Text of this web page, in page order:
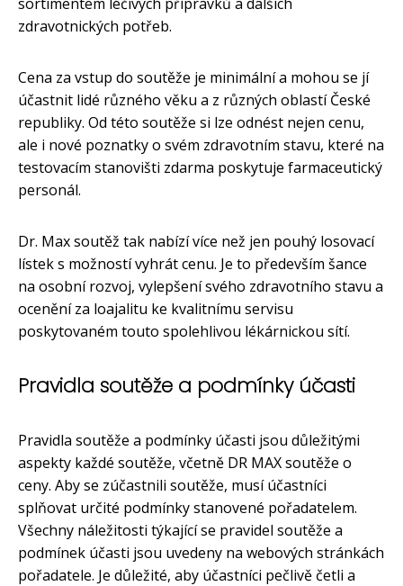
zdravotnických potřeb.
Cena za vstup do soutěže je minimální a mohou se jí
účastnit lidé různého věku a z různých oblastí České
republiky. Od této soutěže si lze odnést nejen cenu,
ale i nové poznatky o svém zdravotním stavu, které na
testovacím stanovišti zdarma poskytuje farmaceutický
personál.
Dr. Max soutěž tak nabízí více než jen pouhý losovací
lístek s možností vyhrát cenu. Je to především šance
na osobní rozvoj, vylepšení svého zdravotního stavu a
ocenění za loajalitu ke kvalitnímu servisu
poskytovaném touto spolehlivou lékárnickou sítí.
Pravidla soutěže a podmínky účasti
Pravidla soutěže a podmínky účasti jsou důležitými
aspekty každé soutěže, včetně DR MAX soutěže o
ceny. Aby se zúčastnili soutěže, musí účastníci
splňovat určité podmínky stanovené pořadatelem.
Všechny náležitosti týkající se pravidel soutěže a
podmínek účasti jsou uvedeny na webových stránkách
pořadatele. Je důležité, aby účastníci pečlivě četli a